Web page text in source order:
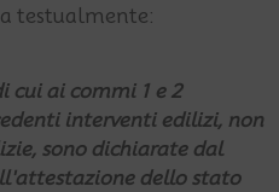
testualmente:
cui ai commi 1 e 2
interventi edilizi, non
sono dichiarate dal
dello stato